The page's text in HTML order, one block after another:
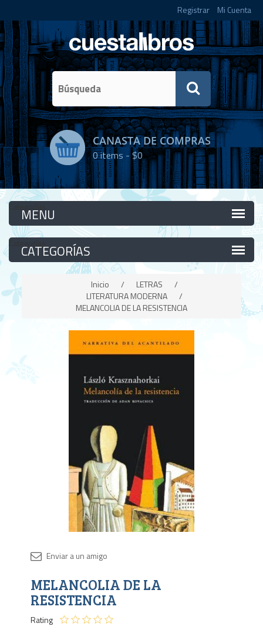
Registrar Mi Cuenta
CANASTA DE COMPRAS
0items -$0
Categorías
Categorías
Inicio / LETRAS
/
LITERATURA MODERNA
/
MELANCOLIA DE LA RESISTENCIA
MELANCOLIA DE LA
RESISTENCIA
Rating